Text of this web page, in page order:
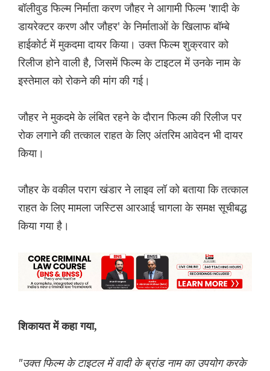
बॉलीवुड फिल्म निर्माता करण जौहर ने आगामी फिल्म 'शादी के
डायरेक्टर करण और जौहर' के निर्माताओं के खिलाफ बॉम्बे
हाईकोर्ट में मुकदमा दायर किया। उक्त फिल्म शुक्रवार को
रिलीज होने वाली है, जिसमें फिल्म के टाइटल में उनके नाम के
इस्तेमाल को रोकने की मांग की गई।
जौहर ने मुकदमे के लंबित रहने के दौरान फिल्म की रिलीज पर
रोक लगाने की तत्काल राहत के लिए अंतरिम आवेदन भी दायर
किया।
जौहर के वकील पराग खंडार ने लाइव लॉ को बताया कि तत्काल
राहत के लिए मामला जस्टिस आरआई चागला के समक्ष सूचीबद्ध
किया गया है।
शिकायत में कहा गया,
"उक्त फिल्म के टाइटल में वादी के ब्रांड नाम का उपयोग करके